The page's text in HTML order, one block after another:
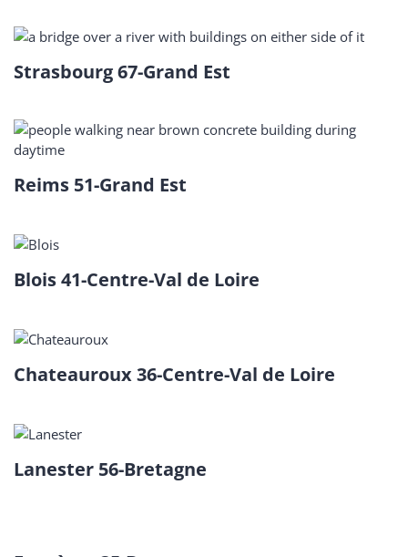
Strasbourg 67-Grand Est
Reims 51-Grand Est
Blois 41-Centre-Val de Loire
Chateauroux 36-Centre-Val de Loire
Lanester 56-Bretagne